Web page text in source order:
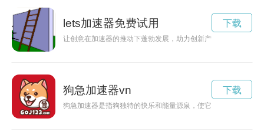
lets加速器免费试用
让创意在加速器的推动下蓬勃发展，助力创新产业的不断繁荣。
下载
狗急加速器vn
狗急加速器是指狗独特的快乐和能量源泉，使它们充满活力、
下载